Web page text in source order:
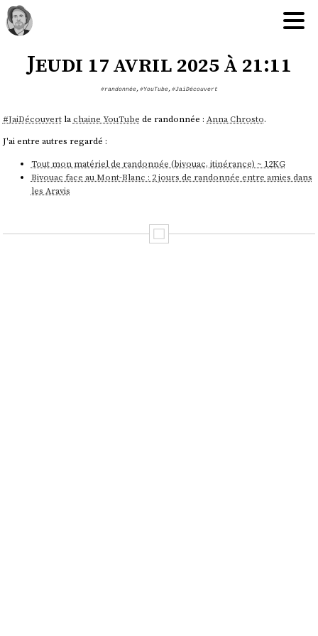
Jeudi 17 avril 2025 à 21:11
#randonnée, #YouTube, #JaiDécouvert
#JaiDécouvertlachaine YouTube de randonnée : Anna Chrosto.
J'ai entre autres regardé :
Tout mon matériel de randonnée (bivouac, itinérance) ~ 12KG
Bivouac face au Mont-Blanc : 2 jours de randonnée entre amies dans
les Aravis